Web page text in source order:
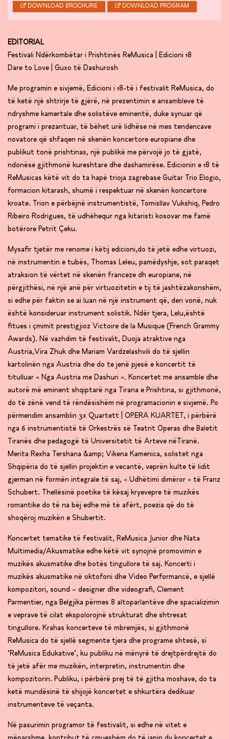
DOWNLOAD BROCHURE DOWNLOAD PROGRAM
EDITORIAL
Festivali Ndërkombëtar i Prishtinës ReMusica | Edicioni 18
Dare to Love | Guxo të Dashurosh
Me programin e sivjemë, Edicioni i 18-të i festivalit ReMusica, do
të ketë një shtrirje të gjërë, në prezentimin e ansambleve të
ndryshme kamertale dhe solistëve eminentë, duke synuar që
programi i prezantuar, të bëhet urë lidhëse në mes tendencave
novatore që shfaqen në skenën koncertore europiane dhe
publikut tonë prishtinas, një publikë me përvojë jo të gjatë,
ndonëse gjithmonë kureshtare dhe dashamirëse. Edicionin e 18 të
ReMusicas këtë vit do ta hapë trioja zagrebase Guitar Trio Elogio,
formacion kitarash, shumë i respektuar në skenën koncertore
kroate. Trion e përbëjnë instrumentistë, Tomisllav Vukshiq, Pedro
Ribeiro Rodrigues, të udhëhequr nga kitaristi kosovar me famë
botërore Petrit Çeku.
Mysafir tjetër me renome i këtij edicioni,do të jetë edhe virtuozi,
në instrumentin e tubës, Thomas Leleu, pamëdyshje, sot paraqet
atraksion të vërtet në skenën franceze dh europiane, në
përgjithësi, në një anë për virtuozitetin e tij të jashtëzakonshëm,
si edhe për faktin se ai luan në një instrument që, deri vonë, nuk
është konsideruar instrument solistik. Ndër tjera, Lelu,është
fitues i çmimit prestigjioz Victoire de la Musique (French Grammy
Awards). Në vazhdim të festivalit, Duoja atraktive nga
Austria,Vira Zhuk dhe Mariam Vardzelashvili do të sjellin
kartolinën nga Austria dhe do te jenë pjesë e koncertit të
titulluar « Nga Austria me Dashuri «. Koncertet me ansamble dhe
autorë më eminent shqiptarë nga Tirana e Prishtina, si gjithmonë,
do të zënë vend të rëndësishëm në programacionin e sivjemë. Po
përmendim ansamblin 3x Quartett | OPERA KUARTET, i përbërë
nga 6 instrumentistë të Orkestrës së Teatrit Operas dhe Baletit
Tiranës dhe pedagogë të Universitetit të Arteve nëTiranë.
Merita Rexha Tershana &amp; Vikena Kamenica, solistet nga
Shqipëria do të sjellin projektin e vecantë, veprën kulte të lidit
gjerman në formën integrale të saj, « Udhëtimi dimëror » të Franz
Schubert. Thellësinë poetike të kësaj kryevepre të muzikës
romantike do të na bëj edhe më të afërt, poezia që do të
shoqëroj muzikën e Shubertit.
Koncertet tematike të festivalit, ReMusica Junior dhe Nata
Multimedia/Akusmatike edhe këtë vit synojnë promovimin e
muzikës akusmatike dhe botës tingullore të saj. Koncerti i
muzikës akusmatike në oktofoni dhe Video Performancë, e sjellë
kompozitori, sound – designer dhe videografi, Clement
Parmentier, nga Belgjika përmes 8 altoparlantëve dhe spacializimin
e veprave të cilat ekspolorojnë strukturat dhe shtresat
tingullore. Krahas koncerteve të mbremjës, si gjithmonë
ReMusica do të sjellë segmente tjera dhe programe shtesë, si
‘ReMusica Edukative’, ku publiku në mënyrë të drejtpërdrejtë do
të jetë afër me muzikën, interpretin, instrumentin dhe
kompozitorin. Publiku, i përbërë prej të të gjitha moshave, do ta
ketë mundësinë të shijojë koncertet e shkurtëra dedikuar
instrumenteve të veçanta.
Në pasurimin programor të festivalit, si edhe në vitet e